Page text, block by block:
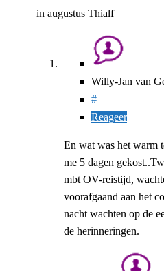
in augustus Thialf
Willy-Jan van
#
Reageer
En wat was het warm
me 5 dagen
mbt OV-reistijd,
voorafgaand aan het
nacht wachten op de
de herinneringen.